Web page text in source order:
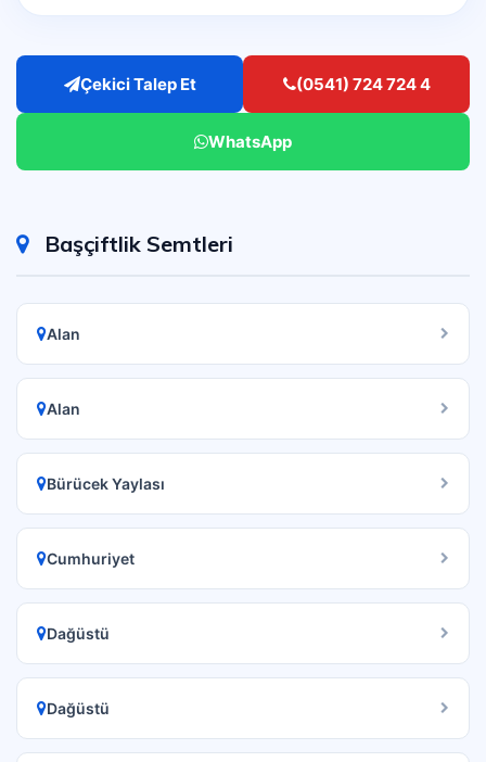
Çekici Talep Et (0541) 724 724 4
WhatsApp
Başçiftlik Semtleri
Alan
Alan
Bürücek Yaylası
Cumhuriyet
Dağüstü
Dağüstü